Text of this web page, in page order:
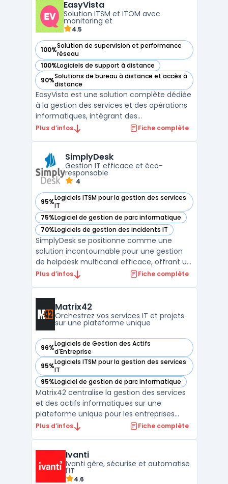
informatiques peuvent surveiller leur
environnement, recevoir des ...
EasyVista
Solution ITSM et ITOM avec
monitoring et
4.5
100%Solution de supervision et performance
réseau
— voir EasyVista dans cette catégorie
100%Logiciels de support à distance
— voir EasyVista dans cette catégorie
90%Solutions de bureau à distance et accès à
distance
— voir EasyVista dans cette catégorie
EasyVista est une solution complète dédiée
à la gestion des services et des opérations
informatiques, intégrant des
fonctionnalités avancées de ITSM (gestion
spécialisés, EasyVista offre aux entreprises
des outils puissants po ...
Plus d’infos Fiche complète
SimplyDesk
Gestion IT efficace et éco-
responsable
4
95%Logiciels ITSM pour la gestion des services
IT
— voir SimplyDesk dans cette catégorie
75%Logiciel de gestion de parc informatique
— voir SimplyDesk dans cette catégorie
70%Logiciels de gestion des incidents IT
— voir SimplyDesk dans cette catégorie
SimplyDesk se positionne comme une
solution incontournable pour une gestion
de helpdesk multicanal efficace, offrant un
support client optimal à travers divers
IT fait de SimplyDesk un outil essentiel pour
les service ...
Plus d’infos Fiche complète
Matrix42
Orchestrez vos services IT et projets
sur une plateforme unique
96%Logiciels de Gestion des Actifs
d'Entreprise
— voir Matrix42 dans cette catégorie
95%Logiciels ITSM pour la gestion des services
IT
— voir Matrix42 dans cette catégorie
95%Logiciel de gestion de parc informatique
— voir Matrix42 dans cette catégorie
Matrix42 centralise la gestion des services
et des actifs informatiques sur une
plateforme unique pour les entreprises
européennes. Le logiciel cible les
digital sovereignty et de conformité stricte.
Matrix42 traite ...
Plus d’infos Fiche complète
Ivanti
Ivanti gère, sécurise et automatise
l'IT
4.6